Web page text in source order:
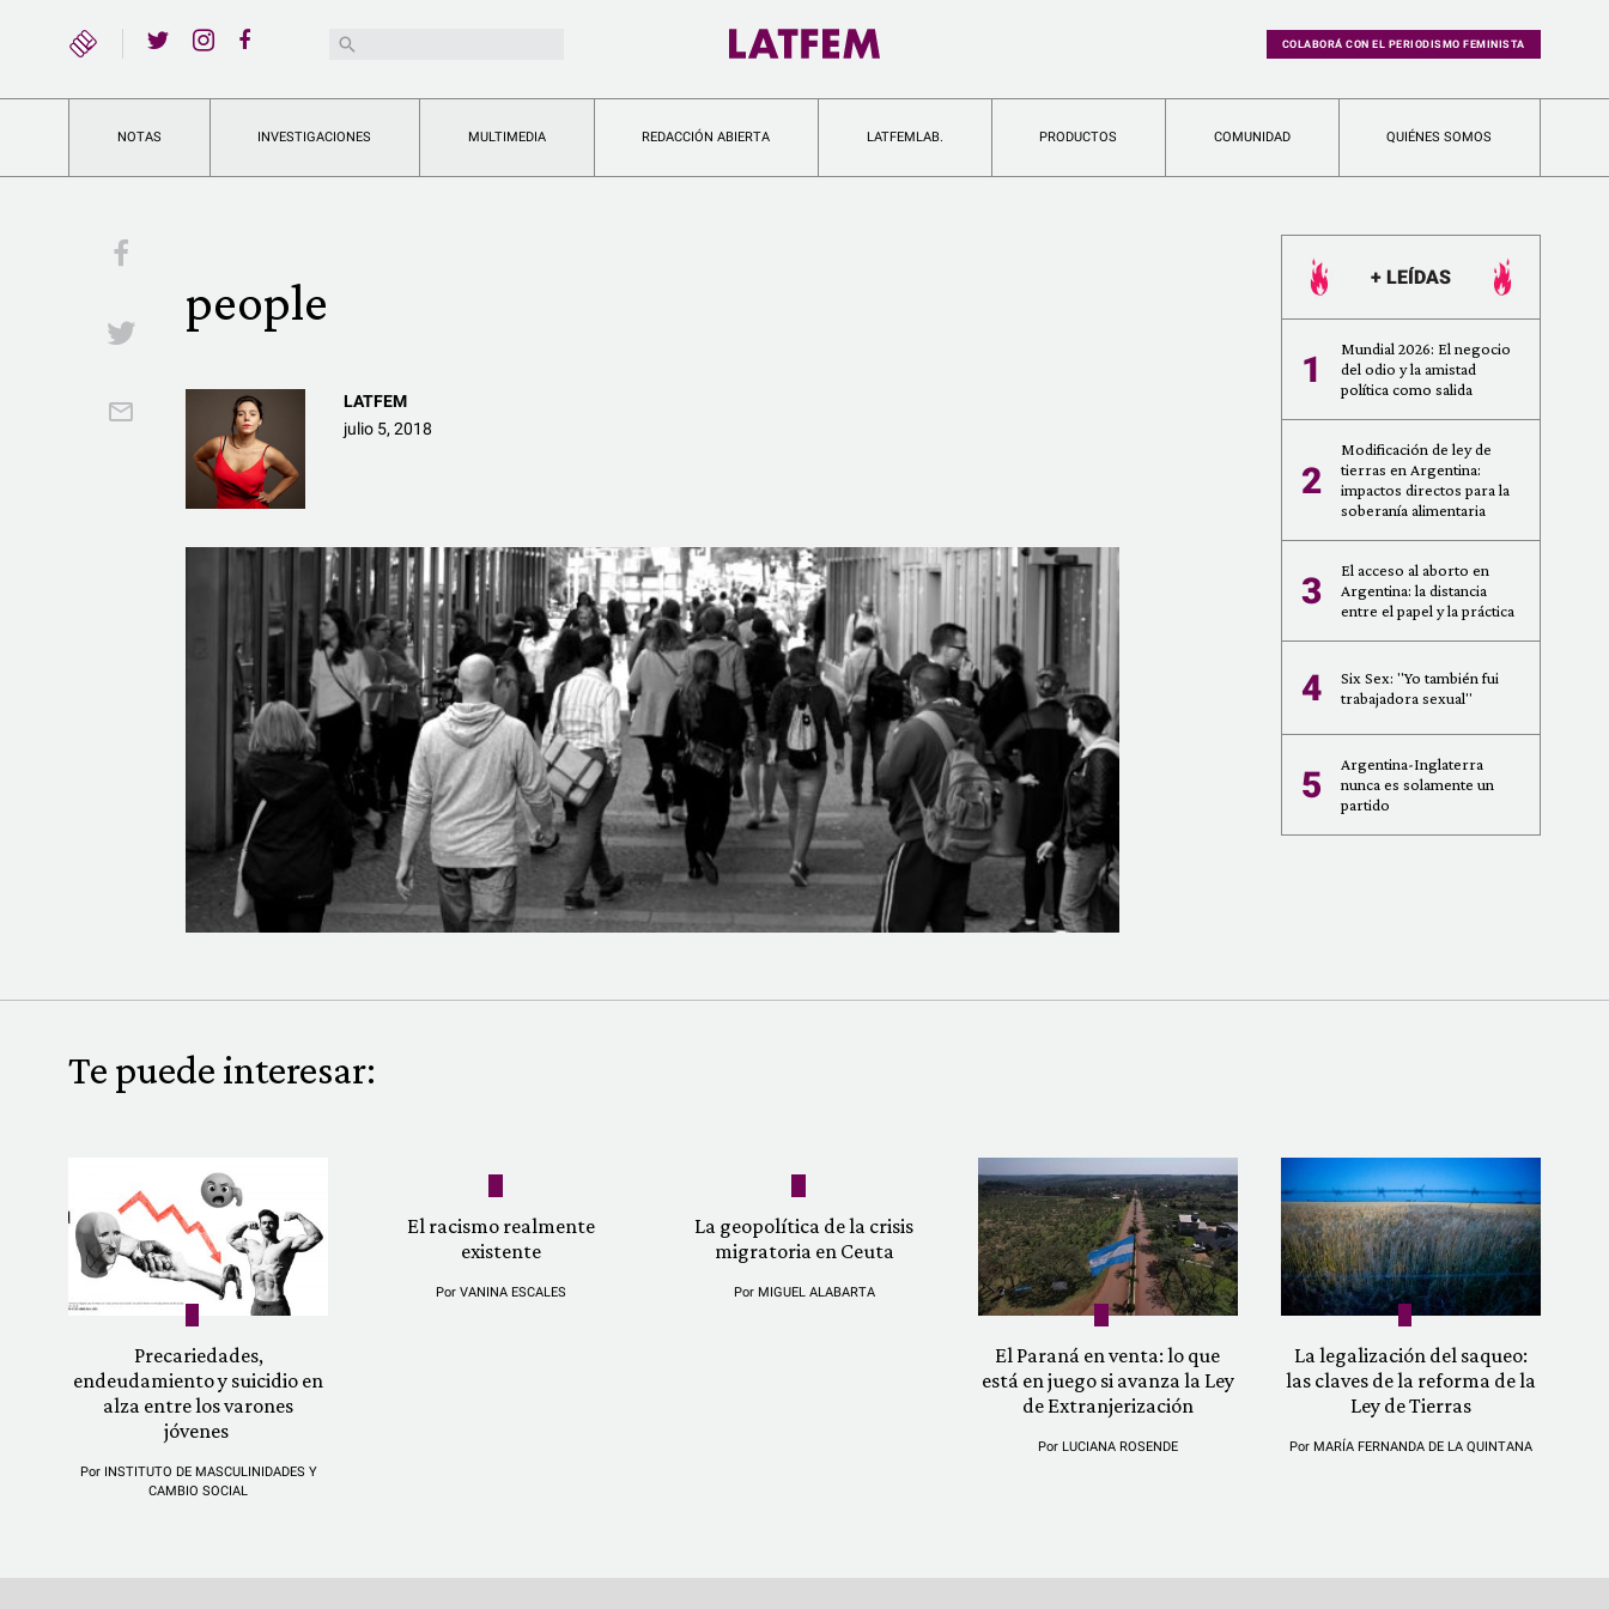
YouTubeBuscar: COLABORÁ CON EL PERIODISMO FEMINISTA
NOTAS INVESTIGACIONES MULTIMEDIA REDACCIÓN ABIERTA LATFEMLAB. PRODUCTOS COMUNIDAD QUIÉNES SOMOS
Twitter
people
LATFEM
julio 5, 2018
+ LEÍDAS
1
Mundial 2026: El negocio
del odio y la amistad
política como salida
2
Modificación de ley de
tierras en Argentina:
impactos directos para la
soberanía alimentaria
3
El acceso al aborto en
Argentina: la distancia
entre el papel y la práctica
4
Six Sex: "Yo también fui
trabajadora sexual"
5
Argentina-Inglaterra
nunca es solamente un
partido
Te puede interesar:
Precariedades,
endeudamiento y suicidio en
alza entre los varones
jóvenes
Por INSTITUTO DE MASCULINIDADES Y
CAMBIO SOCIAL
El racismo realmente
existente
PorVANINA ESCALES
La geopolítica de la crisis
migratoria en Ceuta
Por MIGUEL ALABARTA
El Paraná en venta: lo que
está en juego si avanza la Ley
de Extranjerización
Por LUCIANA ROSENDE
La legalización del saqueo:
las claves de la reforma de la
Ley de Tierras
Por MARÍA FERNANDA DE LA QUINTANA